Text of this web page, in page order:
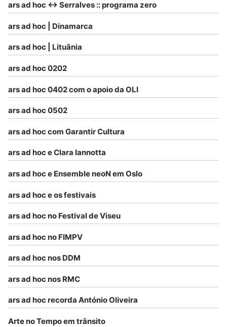
ars ad hoc <-> Serralves :: programa zero
ars ad hoc | Dinamarca
ars ad hoc | Lituânia
ars ad hoc 0202
ars ad hoc 0402 com o apoio da OLI
ars ad hoc 0502
ars ad hoc com Garantir Cultura
ars ad hoc e Clara Iannotta
ars ad hoc e Ensemble neoN em Oslo
ars ad hoc e os festivais
ars ad hoc no Festival de Viseu
ars ad hoc no FIMPV
ars ad hoc nos DDM
ars ad hoc nos RMC
ars ad hoc recorda António Oliveira
Arte no Tempo em trânsito